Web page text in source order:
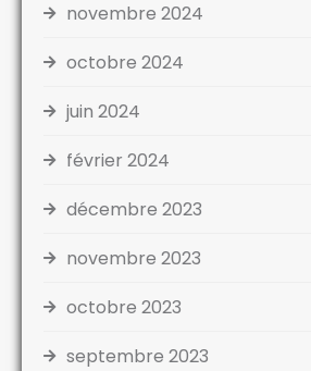
novembre 2024
octobre 2024
juin 2024
février 2024
décembre 2023
novembre 2023
octobre 2023
septembre 2023